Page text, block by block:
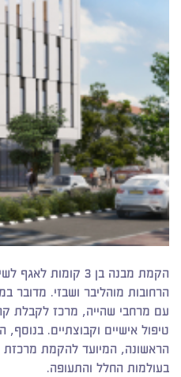
הקמת מבנה בן 3
עם מרחבי שהייה, מרכז לקבלת
טיפול אישיים וקבוצתיים.
הראשונה, המיועד להקמת מרכזת
בעולמות החלל והתעופה.